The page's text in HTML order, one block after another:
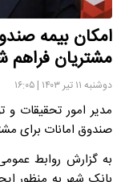
امکان بیمه
مشتریان فراهم
دوشنبه ۱۱ تیر ۱۴۰۳ | ۱۶:۰۵
مدیر امور تحقیقات و
صندوق امانات برای
به گزارش روابط